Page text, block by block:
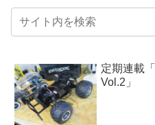
定期連載
Vol.2」